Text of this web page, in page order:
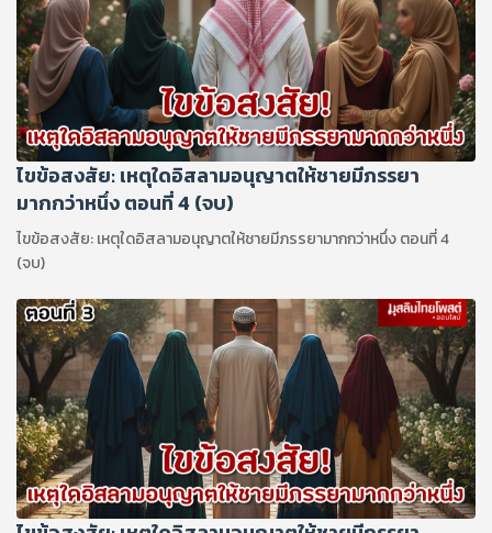
ไขข้อสงสัย: เหตุใดอิสลามอนุญาตให้ชายมีภรรยา
มากกว่าหนึ่ง ตอนที่ 4 (จบ)
ไขข้อสงสัย: เหตุใดอิสลามอนุญาตให้ชายมีภรรยามากกว่าหนึ่ง ตอนที่ 4
(จบ)